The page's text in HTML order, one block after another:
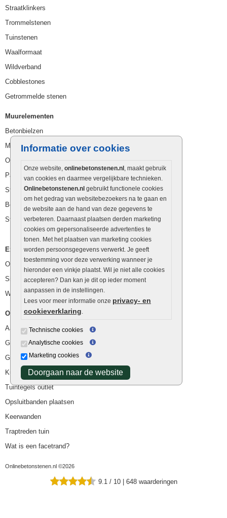
Informatie over cookies
Onze website, onlinebetonstenen.nl , maakt gebruik
van cookies en daarmee vergelijkbare technieken.
Onlinebetonstenen.nl gebruikt functionele cookies
om het gedrag van websitebezoekers na te gaan en
de website aan de hand van deze gegevens te
verbeteren. Daarnaast plaatsen derden marketing
cookies om gepersonaliseerde advertenties te
tonen. Met het plaatsen van marketing cookies
worden persoonsgegevens verwerkt. Je geeft
toestemming voor deze verwerking wanneer je
hieronder een vinkje plaatst. Wil je niet alle cookies
accepteren? Dan kan je dit op ieder moment
aanpassen in de instellingen.
Lees voor meer informatie onze privacy- en
cookieverklaring
Technische cookies
Analytische cookies
Marketing cookies
Doorgaan naar de website
Straatklinkers
Trommelstenen
Tuinstenen
Waalformaat
Wildverband
Cobblestones
Getrommelde stenen
Muurelementen
Betonbielzen
Muurstenen
Opsluitbanden
Palissaden
Stapelblokken
Betonblokken
Stapelstenen
Extra benodigdheden
Ophoogzand
Siergrind en siersplit
Waterafvoer
Overig
Aanbiedingen
Goedkope bestrating
Goedkope tuintegels
Kunstgras
Tuintegels outlet
Opsluitbanden plaatsen
Keerwanden
Traptreden tuin
Wat is een facetrand?
Onlinebetonstenen.nl ©2026
9.1 / 10 | 648 waarderingen